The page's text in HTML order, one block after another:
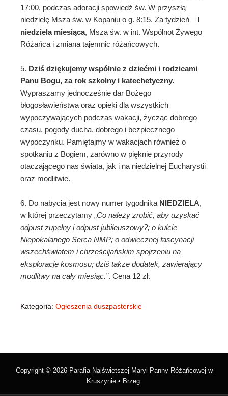
17:00, podczas adoracji spowiedź św. W przyszłą
niedzielę Msza św. w Kopaniu o g. 8:15. Za tydzień –I
niedziela miesiąca, Msza św. w int. Wspólnot Żywego
Różańca i zmiana tajemnic różańcowych.
5. Dziś dziękujemy wspólnie z dziećmi i rodzicami
Panu Bogu, za rok szkolny i katechetyczny.
Wypraszamy jednocześnie dar Bożego
błogosławieństwa oraz opieki dla wszystkich
wypoczywających podczas wakacji, życząc dobrego
czasu, pogody ducha, dobrego i bezpiecznego
wypoczynku. Pamiętajmy w wakacjach również o
spotkaniu z Bogiem, zarówno w pięknie przyrody
otaczającego nas świata, jak i na niedzielnej Eucharystii
oraz modlitwie.
6. Do nabycia jest nowy numer tygodnika NIEDZIELA,
w której przeczytamy „Co należy zrobić, aby uzyskać
odpust zupełny i odpust jubileuszowy?; o kulcie
Niepokalanego Serca NMP; o odwiecznej fascynacji
wszechświatem i chrześcijańskim spojrzeniu na
eksplorację kosmosu; dziś także dodatek, zawierający
modlitwy na cały miesiąc.”. Cena 12 zł.
Kategoria: Ogłoszenia duszpasterskie
Copyright © 2026 Parafia Najświętszej Maryi Panny Różańcowej w
Kruszynie • Brzeg.